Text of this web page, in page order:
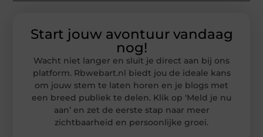
Start jouw avontuur vandaag
nog!
Wacht niet langer en sluit je direct aan bij ons
platform. Rbwebart.nl biedt jou de ideale kans
om jouw stem te laten horen en je blogs met
een breed publiek te delen. Klik op ‘Meld je nu
aan’ en zet de eerste stap naar meer
zichtbaarheid en persoonlijke groei.